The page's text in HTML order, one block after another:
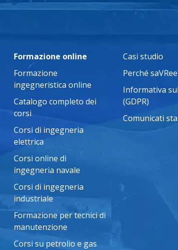
Formazione online
Formazione
ingegneristica online
Catalogo completo dei
corsi
Corsi di ingegneria
elettrica
Corsi online di
ingegneria navale
Corsi di ingegneria
industriale
Formazione per tecnici di
manutenzione
Corsi su petrolio e gas
Casi studio
Perché
Informativa
(GDPR)
Comunicati